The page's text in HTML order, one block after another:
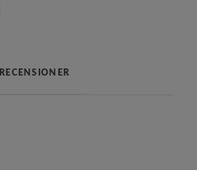
RECENSIONER